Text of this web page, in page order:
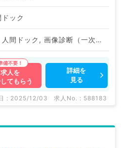
ック
一般健診・人間ドック, 画像診断（一次読影）
求人を
てもらう
詳細を
見る
: 2025/12/03 求人No. : 588183